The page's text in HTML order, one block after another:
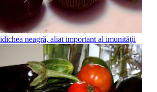
neagră, aliat important al imunităţii